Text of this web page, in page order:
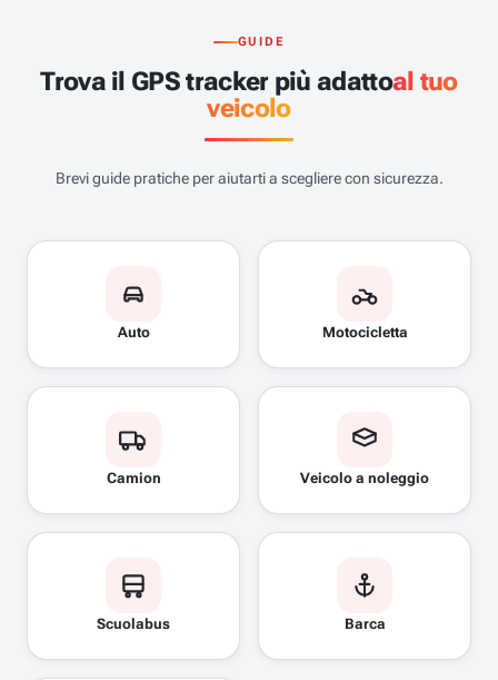
GUIDE
Trova il GPS tracker più adattoal tuo
veicolo
Brevi guide pratiche per aiutarti a scegliere con sicurezza.
Auto Motocicletta
Camion Veicolo a noleggio
Scuolabus Barca